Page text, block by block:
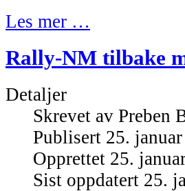
Les mer …
Rally-NM tilbake
Detaljer
Skrevet av Preben
Publisert 25.
Opprettet 25.
Sist oppdatert 25.